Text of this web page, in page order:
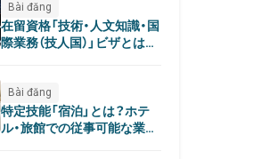
Bài đăng
在留資格「技術・人文知識・国
際業務（技人国）」ビザとは？
Bài đăng
特定技能「宿泊」とは？ホテ
ル・旅館での従事可能な業務